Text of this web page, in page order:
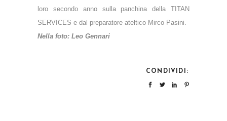
loro secondo anno sulla panchina della TITAN
SERVICES e dal preparatore ateltico Mirco Pasini.
Nella foto: Leo Gennari
CONDIVIDI: